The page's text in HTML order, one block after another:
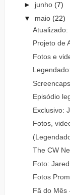
► junho (7)
▼ maio (22)
Projeto de
Fotos e
Episódio
Exclusivo:
Fotos,
The CW
Foto:
Fotos
Fã do Mês